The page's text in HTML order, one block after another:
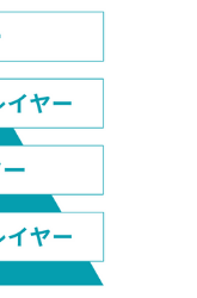
決、新しい採用の
を取材したインタ
読める
る独自の調査レポ
記事・資料が届く